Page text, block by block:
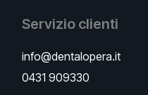
Servizio clienti
info@dentalopera.it
0431 909330